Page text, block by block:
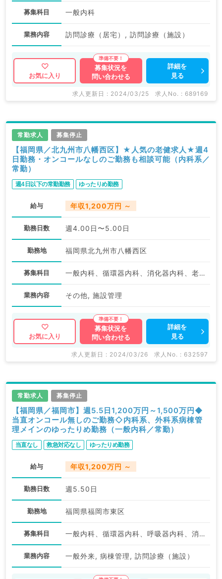
募集科目 一般内科
業務内容 訪問診療（居宅）, 訪問診療（施設）
お気に入り
募集状況を
問い合わせる
詳細を
見る
求人更新日 : 2024/03/25 求人No. : 689169
常勤求人 募集停止
【福岡県／北九州市八幡西区】★人気の老健求人★週4
日勤務・オンコールなしのご勤務も相談可能（内科系／
常勤）
週4日以下の常勤勤務 ゆったりめ勤務
給与 年収1,200万円 ～
勤務日数 週4.00日〜5.00日
勤務地 福岡県北九州市八幡西区
募集科目 一般内科、循環器内科、消化器内科、老年内科、外科系全般、一般外科
業務内容 その他, 施設管理
お気に入り
募集状況を
問い合わせる
詳細を
見る
求人更新日 : 2024/03/26 求人No. : 632597
常勤求人 募集停止
【福岡県／福岡市】週5.5日1,200万円～1,500万円◆
当直オンコール無しのご勤務◇内科系、外科系病棟管
理メインのゆったりめ勤務（一般内科／常勤）
当直なし 救急対応なし ゆったりめ勤務
給与 年収1,200万円 ～
勤務日数 週5.50日
勤務地 福岡県福岡市東区
募集科目 一般内科、循環器内科、呼吸器内科、消化器内科、内分泌・代謝内科
業務内容 一般外来, 病棟管理, 訪問診療（施設）